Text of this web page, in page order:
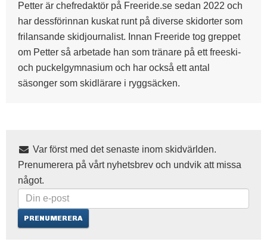
Petter är chefredaktör på Freeride.se sedan 2022 och
har dessförinnan kuskat runt på diverse skidorter som
frilansande skidjournalist. Innan Freeride tog greppet
om Petter så arbetade han som tränare på ett freeski-
och puckelgymnasium och har också ett antal
säsonger som skidlärare i ryggsäcken.
Var först med det senaste inom skidvärlden.
Prenumerera på vårt nyhetsbrev och undvik att missa
något.